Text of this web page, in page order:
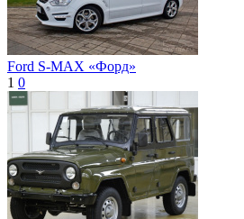
Ford S-MAX «Форд»
1 0